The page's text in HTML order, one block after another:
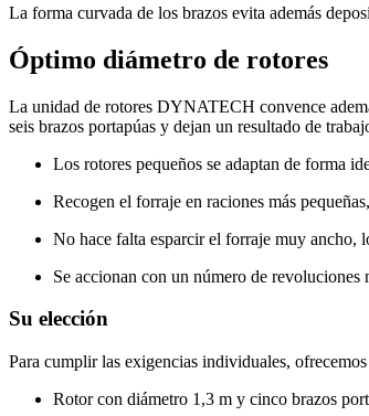
La forma curvada de los brazos evita además
Óptimo diámetro de rotores
La unidad de rotores DYNATECH convence
seis brazos portapúas y dejan un resultado de
Los rotores pequeños se adaptan de forma
Recogen el forraje en raciones más
No hace falta esparcir el forraje muy ancho,
Se accionan con un número de
Su elección
Para cumplir las exigencias individuales,
Rotor con diámetro 1,3 m y cinco brazos